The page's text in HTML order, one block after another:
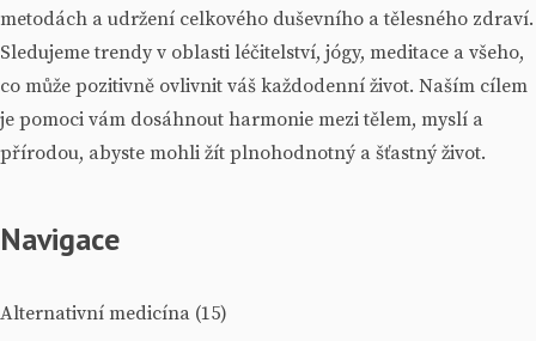
metodách a udržení celkového duševního a tělesného zdraví.
Sledujeme trendy v oblasti léčitelství, jógy, meditace a všeho,
co může pozitivně ovlivnit váš každodenní život. Naším cílem
je pomoci vám dosáhnout harmonie mezi tělem, myslí a
přírodou, abyste mohli žít plnohodnotný a šťastný život.
Navigace
Alternativní medicína (15)